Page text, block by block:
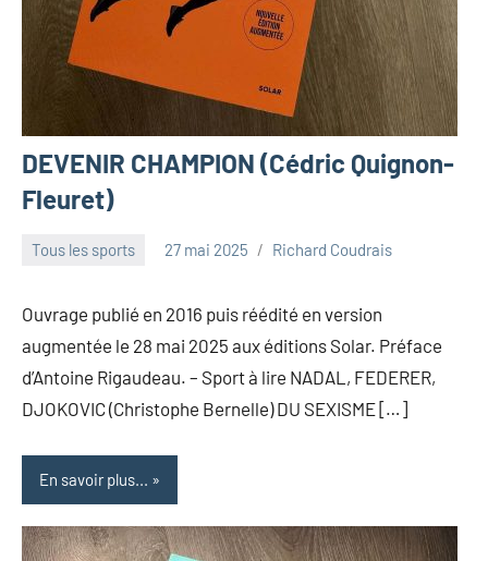
DEVENIR CHAMPION (Cédric Quignon-
Fleuret)
Tous les sports 27 mai 2025 Richard Coudrais
Ouvrage publié en 2016 puis réédité en version
augmentée le 28 mai 2025 aux éditions Solar. Préface
d’Antoine Rigaudeau. – Sport à lire NADAL, FEDERER,
DJOKOVIC (Christophe Bernelle) DU SEXISME […]
En savoir plus...